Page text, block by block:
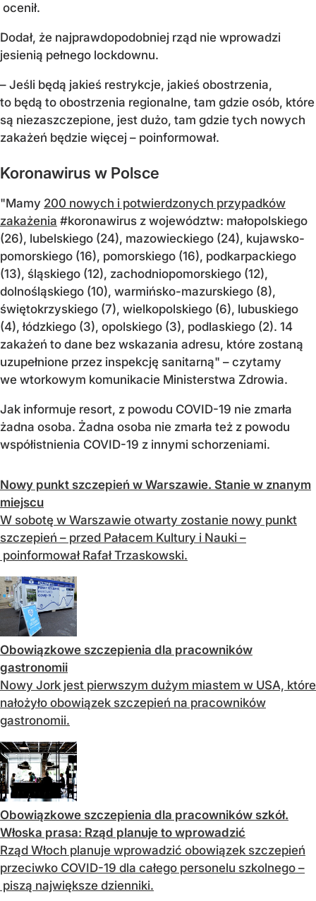
ocenił.
Dodał, że najprawdopodobniej rząd nie wprowadzi
jesienią pełnego lockdownu.
– Jeśli będą jakieś restrykcje, jakieś obostrzenia,
to będą to obostrzenia regionalne, tam gdzie osób, które
są niezaszczepione, jest dużo, tam gdzie tych nowych
zakażeń będzie więcej – poinformował.
Koronawirus w Polsce
"Mamy 200 nowych i potwierdzonych przypadków
zakażenia #koronawirus z województw: małopolskiego
(26), lubelskiego (24), mazowieckiego (24), kujawsko-
pomorskiego (16), pomorskiego (16), podkarpackiego
(13), śląskiego (12), zachodniopomorskiego (12),
dolnośląskiego (10), warmińsko-mazurskiego (8),
świętokrzyskiego (7), wielkopolskiego (6), lubuskiego
(4), łódzkiego (3), opolskiego (3), podlaskiego (2). 14
zakażeń to dane bez wskazania adresu, które zostaną
uzupełnione przez inspekcję sanitarną" – czytamy
we wtorkowym komunikacie Ministerstwa Zdrowia.
Jak informuje resort, z powodu COVID-19 nie zmarła
żadna osoba. Żadna osoba nie zmarła też z powodu
współistnienia COVID-19 z innymi schorzeniami.
Nowy punkt szczepień w Warszawie. Stanie w znanym
miejscu
W sobotę w Warszawie otwarty zostanie nowy punkt
szczepień – przed Pałacem Kultury i Nauki –
poinformował Rafał Trzaskowski.
Obowiązkowe szczepienia dla pracowników
gastronomii
Nowy Jork jest pierwszym dużym miastem w USA, które
nałożyło obowiązek szczepień na pracowników
gastronomii.
Obowiązkowe szczepienia dla pracowników szkół.
Włoska prasa: Rząd planuje to wprowadzić
Rząd Włoch planuje wprowadzić obowiązek szczepień
przeciwko COVID-19 dla całego personelu szkolnego –
piszą największe dzienniki.